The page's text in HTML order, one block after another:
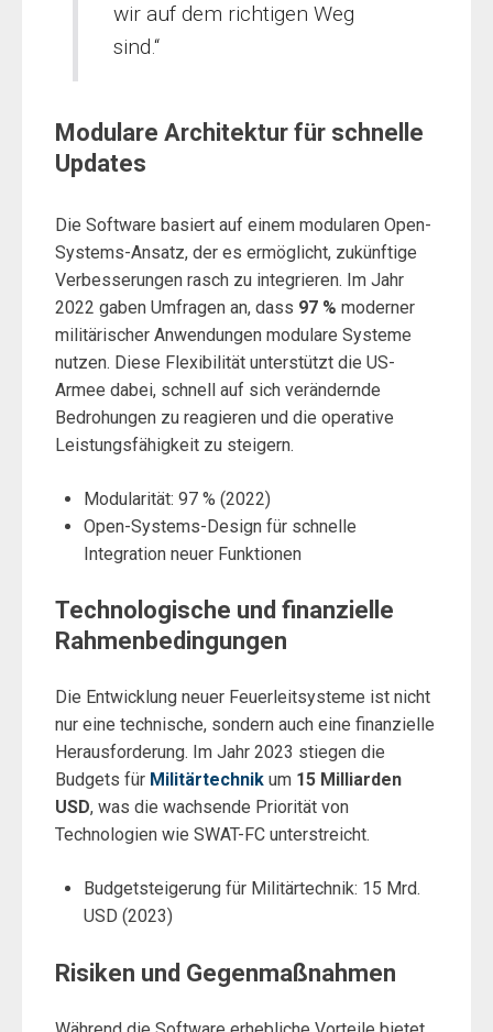
wir auf dem richtigen Weg
sind.“
Modulare Architektur für schnelle
Updates
Die Software basiert auf einem modularen Open-
Systems-Ansatz, der es ermöglicht, zukünftige
Verbesserungen rasch zu integrieren. Im Jahr
2022 gaben Umfragen an, dass 97 % moderner
militärischer Anwendungen modulare Systeme
nutzen. Diese Flexibilität unterstützt die US-
Armee dabei, schnell auf sich verändernde
Bedrohungen zu reagieren und die operative
Leistungsfähigkeit zu steigern.
Modularität: 97 % (2022)
Open-Systems-Design für schnelle
Integration neuer Funktionen
Technologische und finanzielle
Rahmenbedingungen
Die Entwicklung neuer Feuerleitsysteme ist nicht
nur eine technische, sondern auch eine finanzielle
Herausforderung. Im Jahr 2023 stiegen die
Budgets für Militärtechnik um 15 Milliarden
USD, was die wachsende Priorität von
Technologien wie SWAT-FC unterstreicht.
Budgetsteigerung für Militärtechnik: 15 Mrd.
USD (2023)
Risiken und Gegenmaßnahmen